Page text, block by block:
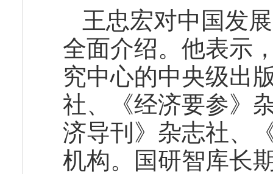
王忠宏对中国发
全面介绍。他表示
究中心的中央级出
社、《经济要参》
济导刊》杂志社、
机构。国研智库长